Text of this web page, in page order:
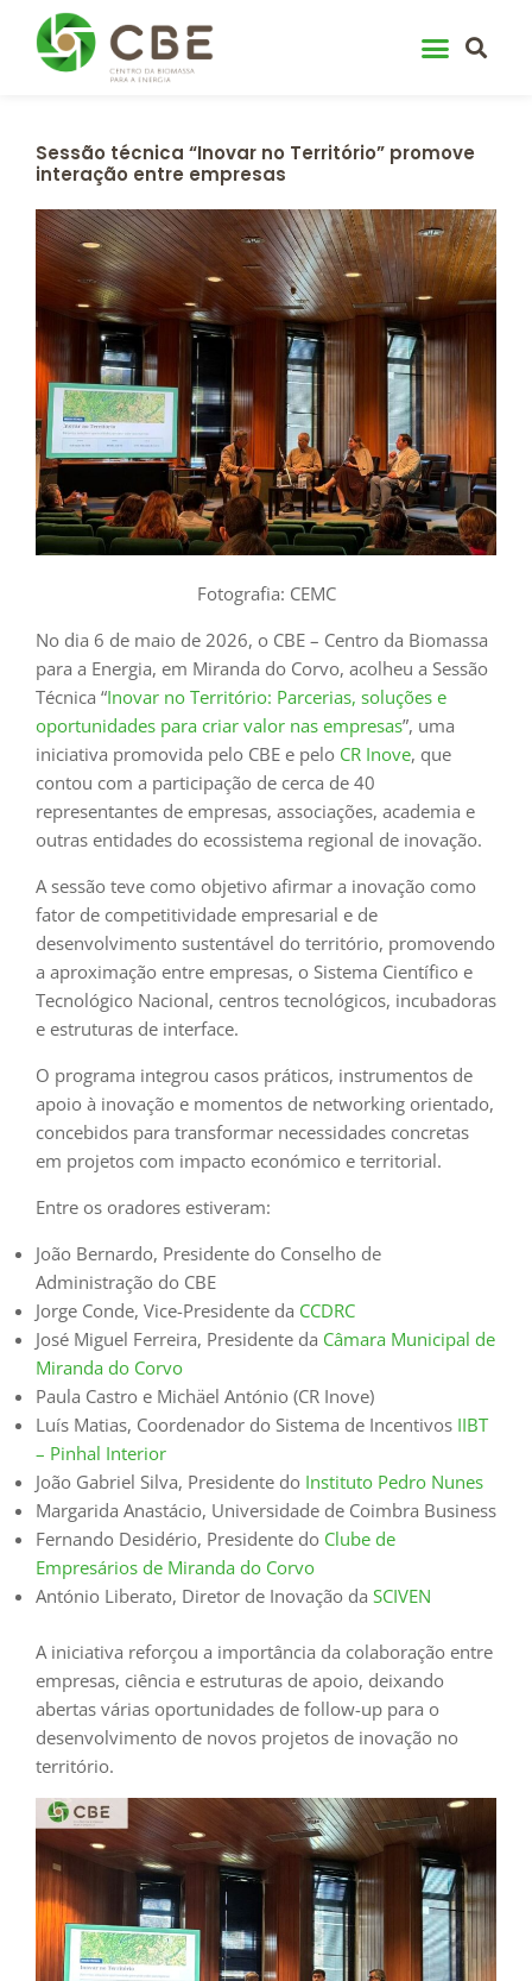
content
Sessão técnica “Inovar no Território” promove
interação entre empresas
Fotografia: CEMC
No dia 6 de maio de 2026, o CBE – Centro da Biomassa
para a Energia, em Miranda do Corvo, acolheu a Sessão
Técnica “Inovar no Território: Parcerias, soluções e
oportunidades para criar valor nas empresas”, uma
iniciativa promovida pelo CBE e pelo CR Inove, que
contou com a participação de cerca de 40
representantes de empresas, associações, academia e
outras entidades do ecossistema regional de inovação.
A sessão teve como objetivo afirmar a inovação como
fator de competitividade empresarial e de
desenvolvimento sustentável do território, promovendo
a aproximação entre empresas, o Sistema Científico e
Tecnológico Nacional, centros tecnológicos, incubadoras
e estruturas de interface.
O programa integrou casos práticos, instrumentos de
apoio à inovação e momentos de networking orientado,
concebidos para transformar necessidades concretas
em projetos com impacto económico e territorial.
Entre os oradores estiveram:
João Bernardo, Presidente do Conselho de
Administração do CBE
Jorge Conde, Vice-Presidente da CCDRC
José Miguel Ferreira, Presidente da Câmara Municipal de
Miranda do Corvo
Paula Castro e Michäel António (CR Inove)
Luís Matias, Coordenador do Sistema de Incentivos IIBT
– Pinhal Interior
João Gabriel Silva, Presidente do Instituto Pedro Nunes
Margarida Anastácio, Universidade de Coimbra Business
Fernando Desidério, Presidente do Clube de
Empresários de Miranda do Corvo
António Liberato, Diretor de Inovação da SCIVEN
A iniciativa reforçou a importância da colaboração entre
empresas, ciência e estruturas de apoio, deixando
abertas várias oportunidades de follow-up para o
desenvolvimento de novos projetos de inovação no
território.